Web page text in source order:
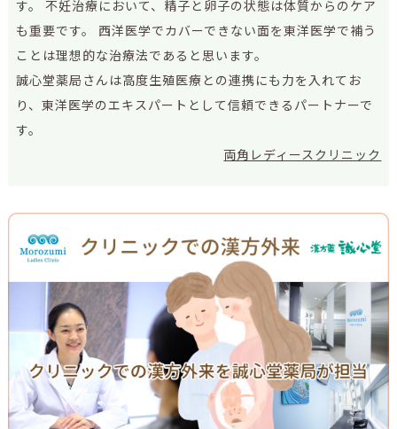
す。 不妊治療において、精子と卵子の状態は体質からのケア
も重要です。 西洋医学でカバーできない面を東洋医学で補う
ことは理想的な治療法であると思います。
誠心堂薬局さんは高度生殖医療との連携にも力を入れてお
り、東洋医学のエキスパートとして信頼できるパートナーで
す。
両角レディースクリニック